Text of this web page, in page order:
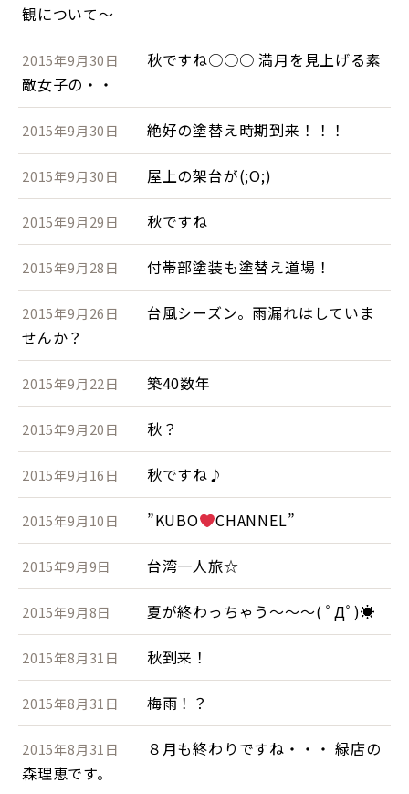
観について～
2015年9月30日
秋ですね○○○ 満月を見上げる素
敵女子の・・
2015年9月30日 絶好の塗替え時期到来！！！
2015年9月30日 屋上の架台が(;O;)
2015年9月29日 秋ですね
2015年9月28日 付帯部塗装も塗替え道場！
2015年9月26日
台風シーズン。雨漏れはしていま
せんか？
2015年9月22日 築40数年
2015年9月20日 秋？
2015年9月16日 秋ですね♪
2015年9月10日 ”KUBO CHANNEL”
2015年9月9日 台湾一人旅☆
2015年9月8日 夏が終わっちゃう～～～( ﾟДﾟ)☀
2015年8月31日 秋到来！
2015年8月31日 梅雨！？
2015年8月31日
８月も終わりですね・・・ 緑店の
森理恵です。